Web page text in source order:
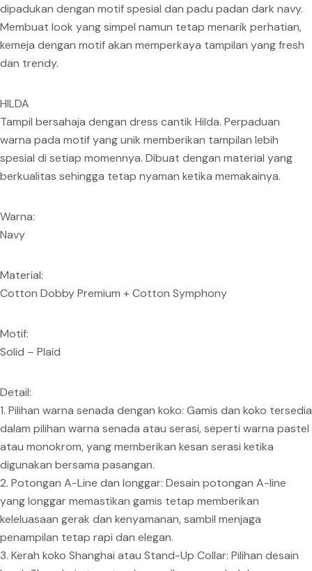
dipadukan dengan motif spesial dan padu padan dark navy.
Membuat look yang simpel namun tetap menarik perhatian,
kemeja dengan motif akan memperkaya tampilan yang fresh
dan trendy.
HILDA
Tampil bersahaja dengan dress cantik Hilda. Perpaduan
warna pada motif yang unik memberikan tampilan lebih
spesial di setiap momennya. Dibuat dengan material yang
berkualitas sehingga tetap nyaman ketika memakainya.
Warna:
Navy
Material:
Cotton Dobby Premium + Cotton Symphony
Motif:
Solid – Plaid
Detail:
1. Pilihan warna senada dengan koko: Gamis dan koko tersedia
dalam pilihan warna senada atau serasi, seperti warna pastel
atau monokrom, yang memberikan kesan serasi ketika
digunakan bersama pasangan.
2. Potongan A-Line dan longgar: Desain potongan A-line
yang longgar memastikan gamis tetap memberikan
keleluasaan gerak dan kenyamanan, sambil menjaga
penampilan tetap rapi dan elegan.
3. Kerah koko Shanghai atau Stand-Up Collar: Pilihan desain